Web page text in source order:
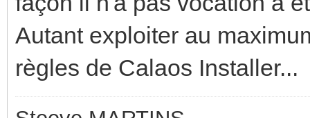
Autant exploiter au
règles de Calaos Installer...